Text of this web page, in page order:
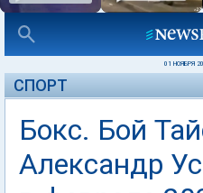
01 НОЯБРЯ
СПОРТ
Бокс. Бой
Александр